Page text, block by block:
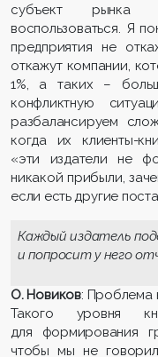
субъект рынка
воспользоваться. Я
предприятия не
откажут компании,
1%, а таких –
конфликтную
разбалансируем
когда их клиенты-
«эти издатели не
никакой прибыли,
если есть другие
Каждый издатель
и попросит у него
О. Новиков: Проблема
Такого уровня
для формирования
чтобы мы не